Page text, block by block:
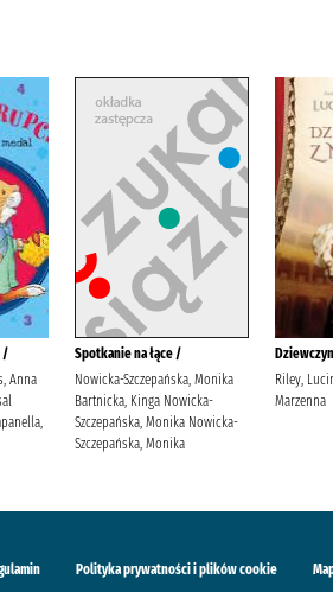
/
Anna
Spotkanie na łące /
Nowicka-Szczepańska, Monika
Bartnicka, Kinga Nowicka-
Szczepańska, Monika Nowicka-
Szczepańska, Monika
Riley,
Marzenna
Polityka prywatności i plików cookie